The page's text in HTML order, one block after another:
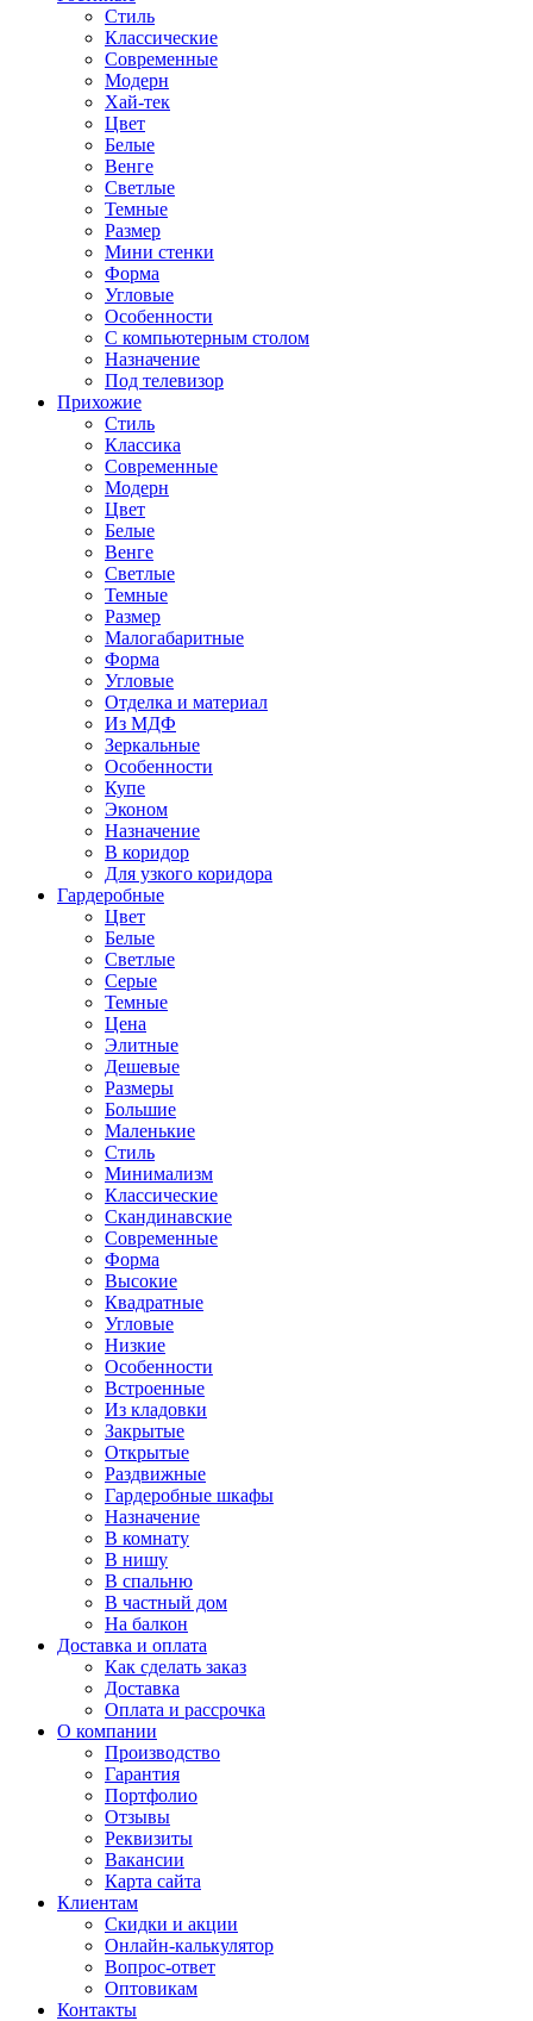
Стиль
Классические
Современные
Модерн
Хай-тек
Цвет
Белые
Венге
Светлые
Темные
Размер
Мини стенки
Форма
Угловые
Особенности
С компьютерным столом
Назначение
Под телевизор
Прихожие
Стиль
Классика
Современные
Модерн
Цвет
Белые
Венге
Светлые
Темные
Размер
Малогабаритные
Форма
Угловые
Отделка и материал
Из МДФ
Зеркальные
Особенности
Купе
Эконом
Назначение
В коридор
Для узкого коридора
Гардеробные
Цвет
Белые
Светлые
Серые
Темные
Цена
Элитные
Дешевые
Размеры
Большие
Маленькие
Стиль
Минимализм
Классические
Скандинавские
Современные
Форма
Высокие
Квадратные
Угловые
Низкие
Особенности
Встроенные
Из кладовки
Закрытые
Открытые
Раздвижные
Гардеробные шкафы
Назначение
В комнату
В нишу
В спальню
В частный дом
На балкон
Доставка и оплата
Как сделать заказ
Доставка
Оплата и рассрочка
О компании
Производство
Гарантия
Портфолио
Отзывы
Реквизиты
Вакансии
Карта сайта
Клиентам
Скидки и акции
Онлайн-калькулятор
Вопрос-ответ
Оптовикам
Контакты